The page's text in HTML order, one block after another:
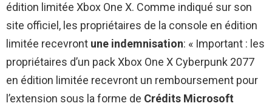
édition limitée Xbox One X. Comme indiqué sur son
site officiel, les propriétaires de la console en édition
limitée recevront une indemnisation: « Important : les
propriétaires d’un pack Xbox One X Cyberpunk 2077
en édition limitée recevront un remboursement pour
l’extension sous la forme de Crédits Microsoft